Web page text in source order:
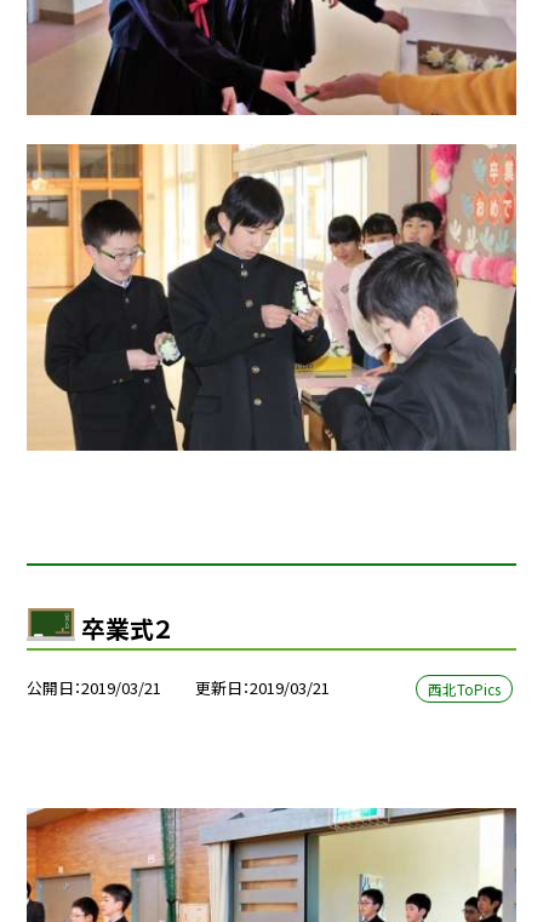
卒業式２
公開日 2019/03/21 更新日 2019/03/21 西北ToPics